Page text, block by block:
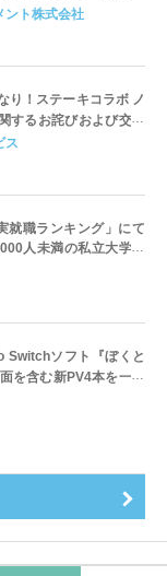
入 | ＰＧＭ
ント株式会社
り！ステーキコラボ ノ
するお詫びおよび交換
ス
就職ランキング」にて
人未満の私立大学で
は26.5%（前年比＋
でも10位にランクイン
Switchソフト『ぼくと
を含む新PV4本を一挙